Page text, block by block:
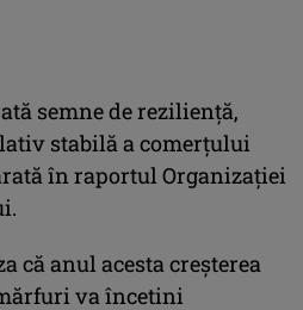
semne de rezilienţă,
stabilă a comerţului
în raportul Organizaţiei
că anul acesta creşterea
va încetini